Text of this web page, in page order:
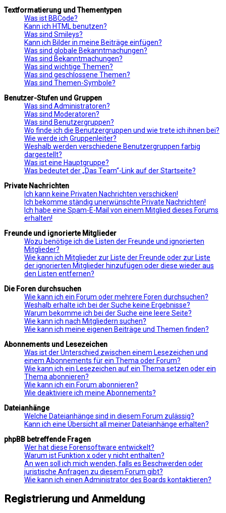
Textformatierung und Thementypen
Was ist BBCode?
Kann ich HTML benutzen?
Was sind Smileys?
Kann ich Bilder in meine Beiträge einfügen?
Was sind globale Bekanntmachungen?
Was sind Bekanntmachungen?
Was sind wichtige Themen?
Was sind geschlossene Themen?
Was sind Themen-Symbole?
Benutzer-Stufen und Gruppen
Was sind Administratoren?
Was sind Moderatoren?
Was sind Benutzergruppen?
Wo finde ich die Benutzergruppen und wie trete ich ihnen bei?
Wie werde ich Gruppenleiter?
Weshalb werden verschiedene Benutzergruppen farbig
dargestellt?
Was ist eine Hauptgruppe?
Was bedeutet der „Das Team“-Link auf der Startseite?
Private Nachrichten
Ich kann keine Privaten Nachrichten verschicken!
Ich bekomme ständig unerwünschte Private Nachrichten!
Ich habe eine Spam-E-Mail von einem Mitglied dieses Forums
erhalten!
Freunde und ignorierte Mitglieder
Wozu benötige ich die Listen der Freunde und ignorierten
Mitglieder?
Wie kann ich Mitglieder zur Liste der Freunde oder zur Liste
der ignorierten Mitglieder hinzufügen oder diese wieder aus
den Listen entfernen?
Die Foren durchsuchen
Wie kann ich ein Forum oder mehrere Foren durchsuchen?
Weshalb erhalte ich bei der Suche keine Ergebnisse?
Warum bekomme ich bei der Suche eine leere Seite?
Wie kann ich nach Mitgliedern suchen?
Wie kann ich meine eigenen Beiträge und Themen finden?
Abonnements und Lesezeichen
Was ist der Unterschied zwischen einem Lesezeichen und
einem Abonnements für ein Thema oder Forum?
Wie kann ich ein Lesezeichen auf ein Thema setzen oder ein
Thema abonnieren?
Wie kann ich ein Forum abonnieren?
Wie deaktiviere ich meine Abonnements?
Dateianhänge
Welche Dateianhänge sind in diesem Forum zulässig?
Kann ich eine Übersicht all meiner Dateianhänge erhalten?
phpBB betreffende Fragen
Wer hat diese Forensoftware entwickelt?
Warum ist Funktion x oder y nicht enthalten?
An wen soll ich mich wenden, falls es Beschwerden oder
juristische Anfragen zu diesem Forum gibt?
Wie kann ich einen Administrator des Boards kontaktieren?
Registrierung und Anmeldung